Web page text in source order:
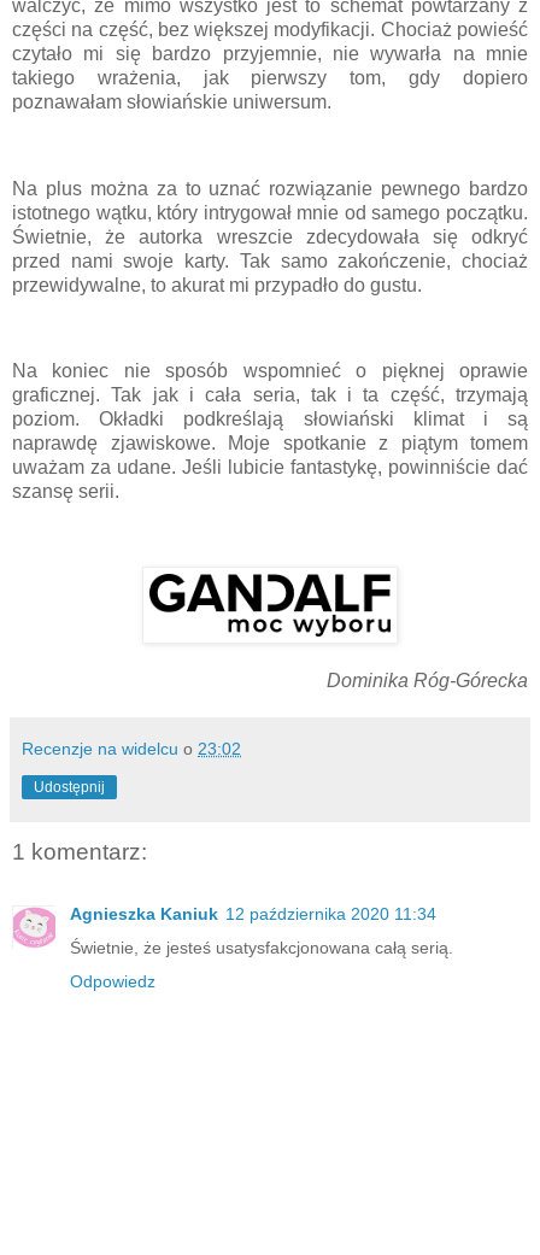
walczyć, że mimo wszystko jest to schemat powtarzany z
części na część, bez większej modyfikacji. Chociaż powieść
czytało mi się bardzo przyjemnie, nie wywarła na mnie
takiego wrażenia, jak pierwszy tom, gdy dopiero
poznawałam słowiańskie uniwersum.
Na plus można za to uznać rozwiązanie pewnego bardzo
istotnego wątku, który intrygował mnie od samego początku.
Świetnie, że autorka wreszcie zdecydowała się odkryć
przed nami swoje karty. Tak samo zakończenie, chociaż
przewidywalne, to akurat mi przypadło do gustu.
Na koniec nie sposób wspomnieć o pięknej oprawie
graficznej. Tak jak i cała seria, tak i ta część, trzymają
poziom. Okładki podkreślają słowiański klimat i są
naprawdę zjawiskowe. Moje spotkanie z piątym tomem
uważam za udane. Jeśli lubicie fantastykę, powinniście dać
szansę serii.
Dominika Róg-Górecka
Recenzje na widelcu o 23:02
Udostępnij
1 komentarz:
Agnieszka Kaniuk 12 października 2020 11:34
Świetnie, że jesteś usatysfakcjonowana całą serią.
Odpowiedz